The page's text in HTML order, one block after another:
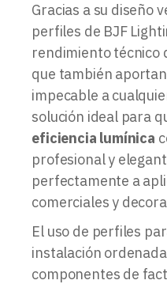
Gracias a su diseño
perfiles de BJF
rendimiento técnico
que también
impecable a
solución ideal para
eficiencia lumínica
profesional y
perfectamente a
comerciales y
El uso de perfiles
instalación
componentes de